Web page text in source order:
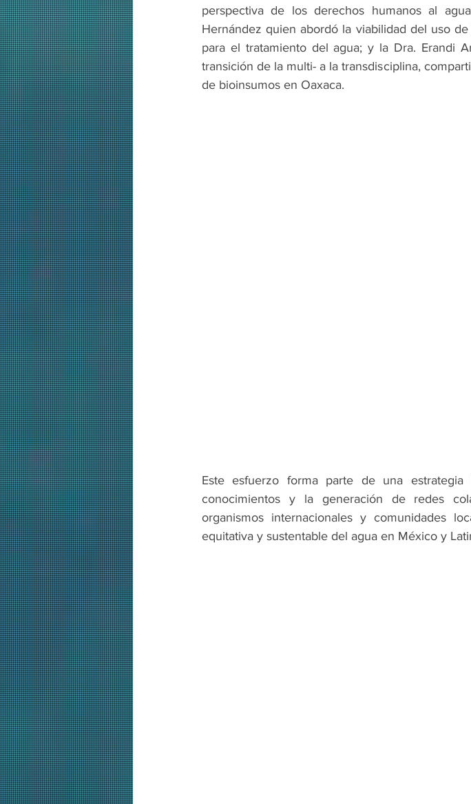
perspectiva de los derechos humanos al
Hernández quien abordó la viabilidad del uso
para el tratamiento del agua; y la Dra. Erandi
transición de la multi- a la transdisciplina,
de bioinsumos en Oaxaca.
Este esfuerzo forma parte de una
conocimientos y la generación de redes
organismos internacionales y comunidades
equitativa y sustentable del agua en México y